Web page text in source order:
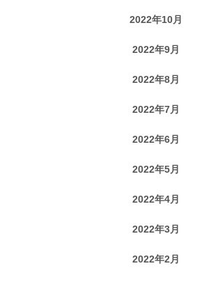
2022年10月
2022年9月
2022年8月
2022年7月
2022年6月
2022年5月
2022年4月
2022年3月
2022年2月